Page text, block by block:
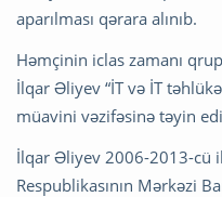
aparılması qərara alınıb.
Həmçinin iclas zamanı
İlqar Əliyev “İT və İT
müavini vəzifəsinə təyin
İlqar Əliyev 2006-2013-cü
Respublikasının Mərkəzi